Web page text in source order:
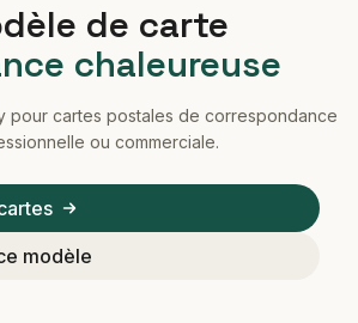
de carte
chaleureuse
pour cartes postales de correspondance
ou commerciale.
modèle